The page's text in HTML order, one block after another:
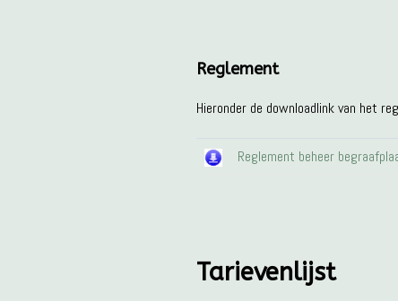
Reglement
Hieronder de downloadlink van het
Reglement beheer
Tarievenlijst